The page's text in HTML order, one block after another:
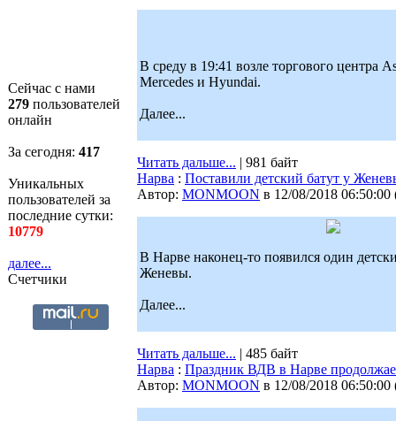
Сейчас с нами
279 пользователей
онлайн
За сегодня: 417
Уникальных
пользователей за
последние сутки:
10779
далее...
Счетчики
В среду в 19:41 возле торгового центра
Mercedes и Hyundai.
Далее...
Читать дальше... | 981 байт
Нарва : Поставили детский батут у
Автор: MONMOON в 12/08/2018 06:50:00
В Нарве наконец-то появился один
Женевы.
Далее...
Читать дальше... | 485 байт
Нарва : Праздник ВДВ в Нарве
Автор: MONMOON в 12/08/2018 06:50:00